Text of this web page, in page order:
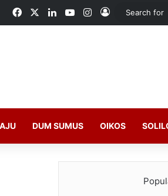
FacebookLinkedInYouTubeInstagram
Log In
DUM SUMUS OIKOS